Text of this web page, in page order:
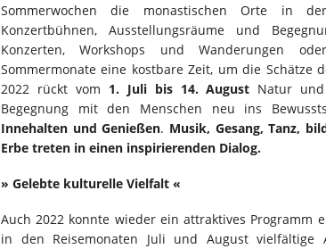
Sommerwochen die monastischen Orte in
Konzertbühnen, Ausstellungsräume und
Konzerten, Workshops und Wanderungen
Sommermonate eine kostbare Zeit, um die Schätze
2022 rückt vom 1. Juli bis 14. August Natur
Begegnung mit den Menschen neu ins
Innehalten und Genießen. Musik, Gesang, Tanz,
Erbe treten in einen inspirierenden Dialog.
» Gelebte kulturelle Vielfalt «
Auch 2022 konnte wieder ein attraktives Programm
in den Reisemonaten Juli und August vielfältige